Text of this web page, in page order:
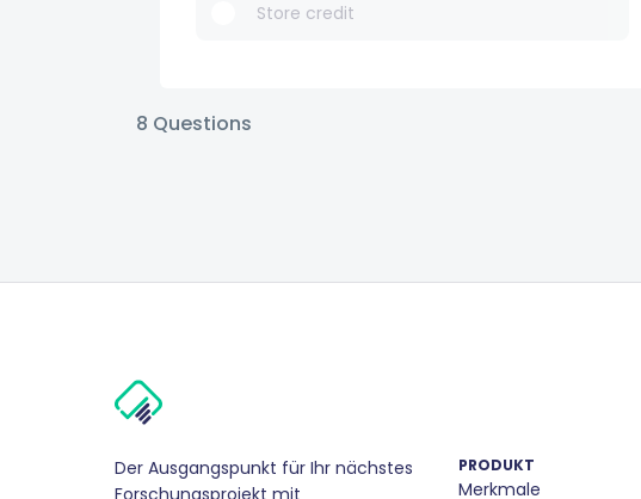
Store credit
8 Questions
Der Ausgangspunkt für Ihr nächstes
Forschungsprojekt mit
PRODUKT
Merkmale